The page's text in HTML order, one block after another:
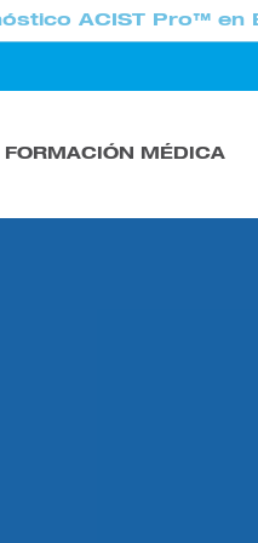
ACIST Pro™ en
FORMACIÓN MÉDICA